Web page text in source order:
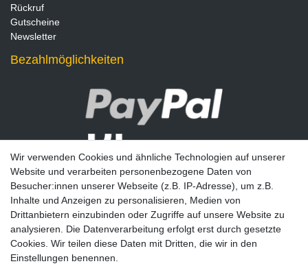
Rückruf
Gutscheine
Newsletter
Bezahlmöglichkeiten
Newsletter
E-MAIL **
Wir verwenden Cookies und ähnliche Technologien auf unserer
Website und verarbeiten personenbezogene Daten von
Besucher:innen unserer Webseite (z.B. IP-Adresse), um z.B.
Inhalte und Anzeigen zu personalisieren, Medien von
Drittanbietern einzubinden oder Zugriffe auf unsere Website zu
analysieren. Die Datenverarbeitung erfolgt erst durch gesetzte
Cookies. Wir teilen diese Daten mit Dritten, die wir in den
Einstellungen benennen.